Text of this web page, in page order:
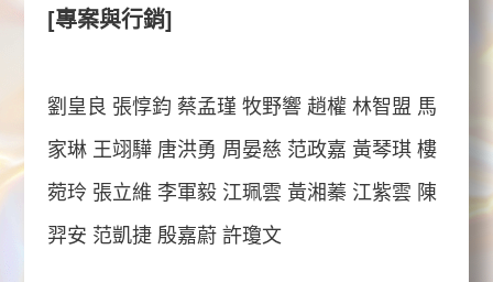
[專案與行銷]
劉皇良 張惇鈞 蔡孟瑾 牧野響 趙權 林智盟 馬
家琳 王翊驊 唐洪勇 周晏慈 范政嘉 黃琴琪 樓
菀玲 張立維 李軍毅 江珮雲 黃湘蓁 江紫雲 陳
羿安 范凱捷 殷嘉蔚 許瓊文